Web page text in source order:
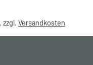
zzgl. Versandkosten